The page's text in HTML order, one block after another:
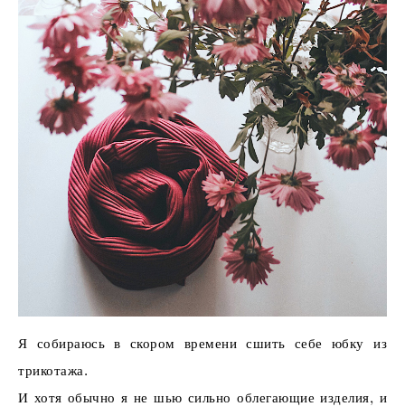
Я собираюсь в скором времени сшить себе юбку из
трикотажа.
И хотя обычно я не шью сильно облегающие изделия, и